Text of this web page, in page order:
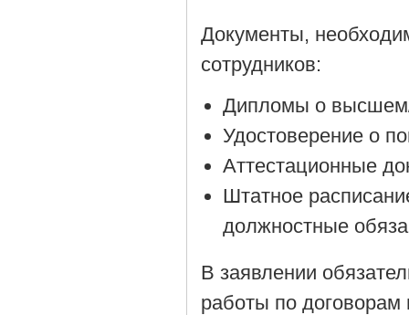
Документы,
сотрудников:
Дипломы о
Удостоверение о
Аттестационные
Штатное
должностные
В заявлении
работы по договорам